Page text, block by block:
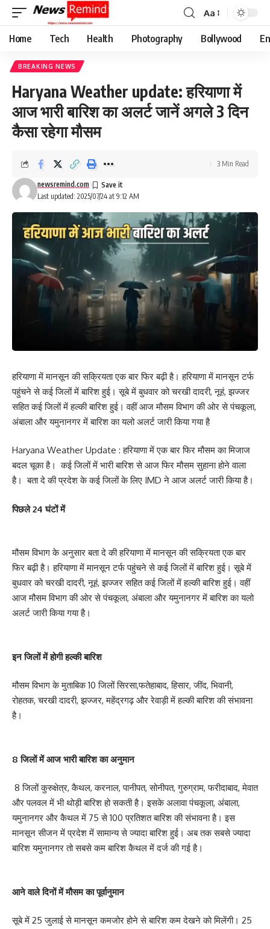
Font
Resizer
Aa
Home Tech Health Photography Bollywood
BREAKING NEWS
Haryana Weather update: हरियाणा में
आज भारी बारिश का अलर्ट जानें अगले 3 दिन
कैसा रहेगा मौसम
Last updated: 2025/07/24 at 9:12 AM
newsremind.com
3 Min Read
हरियाणा में मानसून की सक्रियता एक बार फिर बढ़ी है। हरियाणा में मानसून टर्फ
पहुंचने से कई जिलों में बारिश हुई। सूबे में बुधवार को चरखी दादरी, नूहं, झज्जर
सहित कई जिलों में हल्की बारिश हुई। वहीं आज मौसम विभाग की ओर से पंचकूला,
अंबाला और यमुनानगर में बारिश का यलो अलर्ट जारी किया गया है
Haryana Weather Update : हरियाणा में एक बार फिर मौसम का मिजाज
बदल चूका है। कई जिलों में भारी बारिश से आज फिर मौसम सुहाना होने वाला
है। बता दे की प्रदेश के कई जिलों के लिए IMD ने आज अलर्ट जारी किया है।
पिछले 24 घंटों में
मौसम विभाग के अनुसार बता दे की हरियाणा में मानसून की सक्रियता एक बार
फिर बढ़ी है। हरियाणा में मानसून टर्फ पहुंचने से कई जिलों में बारिश हुई। सूबे में
बुधवार को चरखी दादरी, नूहं, झज्जर सहित कई जिलों में हल्की बारिश हुई। वहीं
आज मौसम विभाग की ओर से पंचकूला, अंबाला और यमुनानगर में बारिश का यलो
अलर्ट जारी किया गया है।
इन जिलों में होगी हल्की बारिश
मौसम विभाग के मुताबिक 10 जिलों सिरसा,फतेहाबाद, हिसार, जींद, भिवानी,
रोहतक, चरखी दादरी, झज्जर, महेंद्रगढ़ और रेवाड़ी में हल्की बारिश की संभावना
है।
8 जिलों में आज भारी बारिश का अनुमान
8 जिलों कुरुक्षेत्र, कैथल, करनाल, पानीपत, सोनीपत, गुरुग्राम, फरीदाबाद, मेवात
और पलवल में भी थोड़ी बारिश हो सकती है। इसके अलावा पंचकूला, अंबाला,
यमुनानगर और कैथल में 75 से 100 प्रतिशत बारिश की संभावना है। इस
मानसून सीजन में प्रदेश में सामान्य से ज्यादा बारिश हुई। अब तक सबसे ज्यादा
बारिश यमुनानगर तो सबसे कम बारिश कैथल में दर्ज की गई है।
आने वाले दिनों में मौसम का पूर्वानुमान
सूबे में 25 जुलाई से मानसून कमजोर होने से बारिश कम देखने को मिलेंगी। 25